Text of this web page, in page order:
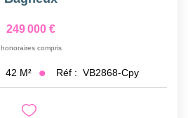
249 000 €
honoraires compris
42 M² Réf : VB2868-Cpy